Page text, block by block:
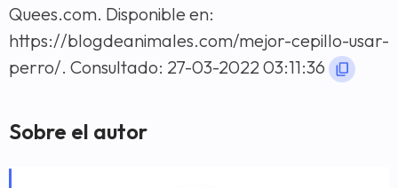
Quees.com. Disponible en:
https://blogdeanimales.com/mejor-cepillo-usar-
perro/. Consultado: 27-03-2022 03:11:36
Sobre el autor